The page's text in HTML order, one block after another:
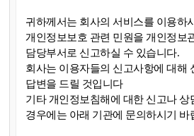
귀하께서는 회사의 서비스를 이용하
개인정보보호 관련 민원을 개인정보
담당부서로 신고하실 수 있습니다.
회사는 이용자들의 신고사항에 대해
답변을 드릴 것입니다
기타 개인정보침해에 대한 신고나 상
경우에는 아래 기관에 문의하시기 바